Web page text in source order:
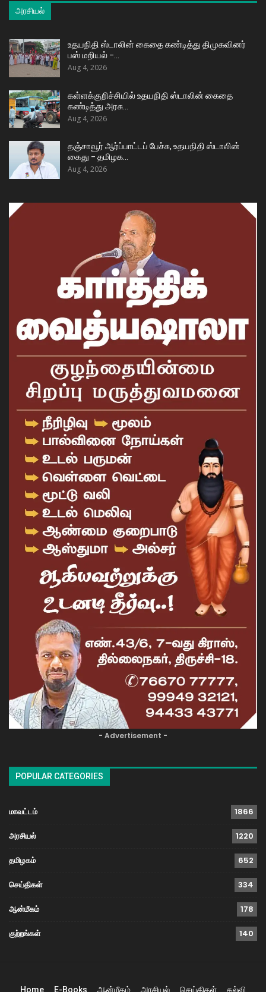
அரசியல்
உதயநிதி ஸ்டாலின் கைதை கண்டித்து திமுகவினர்
பஸ் மறியல் –…
Aug 4, 2026
கள்ளக்குறிச்சியில் உதயநிதி ஸ்டாலின் கைதை
கண்டித்து அரசு…
Aug 4, 2026
தஞ்சாவூர் ஆர்ப்பாட்டப் பேச்சு, உதயநிதி ஸ்டாலின்
கைது – தமிழக…
Aug 4, 2026
- Advertisement -
POPULAR CATEGORIES
மாவட்டம் 1866
அரசியல் 1220
தமிழகம் 652
செய்திகள் 334
ஆன்மீகம் 178
குற்றங்கள் 140
Home E-Books ஆன்மீகம் அரசியல் செய்திகள் கல்வி